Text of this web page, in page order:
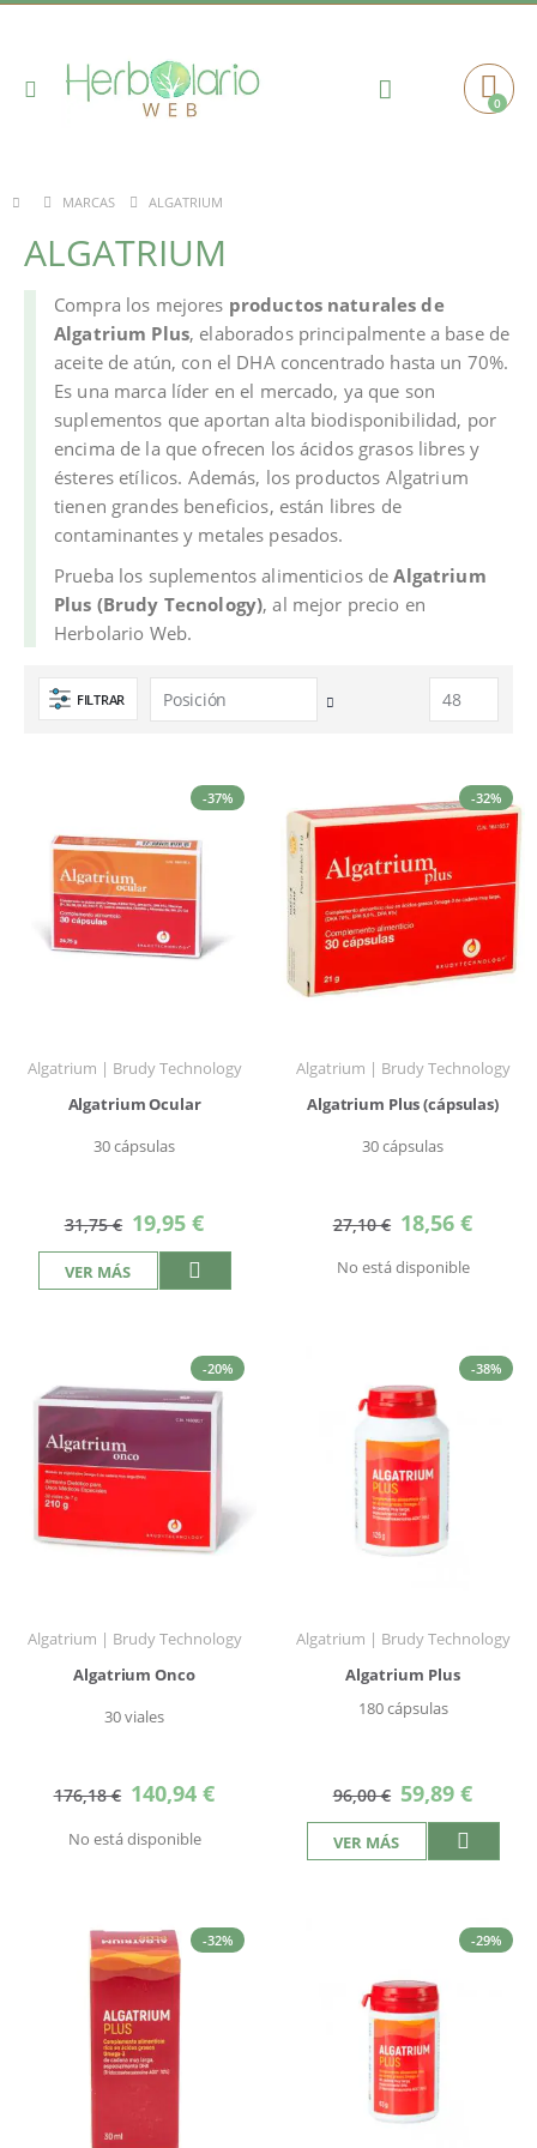
Toggle
Cart0
MARCAS ALGATRIUM
ALGATRIUM
Compra los mejores productos naturales de
Algatrium Plus, elaborados principalmente a base de
aceite de atún, con el DHA concentrado hasta un 70%.
Es una marca líder en el mercado, ya que son
suplementos que aportan alta biodisponibilidad, por
encima de la que ofrecen los ácidos grasos libres y
ésteres etílicos. Además, los productos Algatrium
tienen grandes beneficios, están libres de
contaminantes y metales pesados.
Prueba los suplementos alimenticios deAlgatrium
Plus (Brudy Tecnology), al mejor precio en
Herbolario Web.
FILTRAR
Fijar
-37%
Algatrium | Brudy Technology
Algatrium Ocular
30 cápsulas
31,75 € Precio
especial
19,95 €
VER MÁS
-32%
Algatrium | Brudy Technology
Algatrium Plus (cápsulas)
30 cápsulas
27,10 € Precio
especial
18,56 €
No está disponible
-20%
Algatrium | Brudy Technology
Algatrium Onco
30 viales
176,18 € Precio
especial
140,94 €
No está disponible
-38%
Algatrium | Brudy Technology
Algatrium Plus
180 cápsulas
96,00 € Precio
especial
59,89 €
VER MÁS
-32% -29%